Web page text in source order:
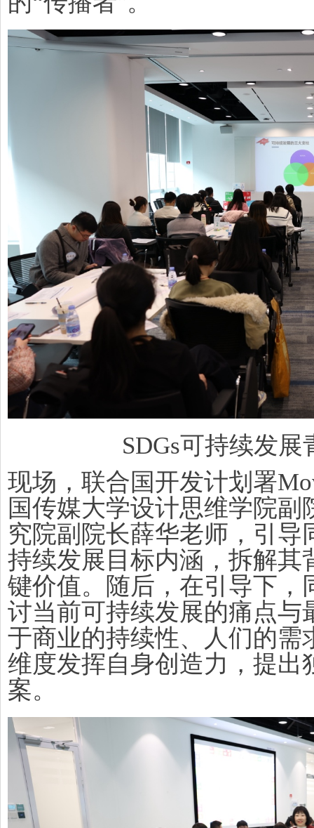
SDGs可持续发
现场，联合国开发计划署
国传媒大学设计思维学院
究院副院长薛华老师，引
持续发展目标内涵，拆解其
键价值。随后，在引导下，
讨当前可持续发展的痛点与
于商业的持续性、人们的需
维度发挥自身创造力，提出
案。